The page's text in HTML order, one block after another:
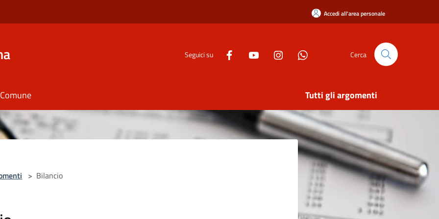
Accedi all'area personale
Seguici su Cerca
Tutti gli argomenti
> Bilancio